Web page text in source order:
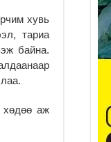
хувь
тариа
байна.
хөдөө аж